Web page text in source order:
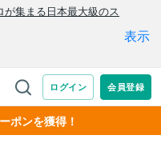
ポンを獲得！